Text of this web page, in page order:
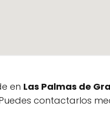
en Las Palmas de
contactarlos